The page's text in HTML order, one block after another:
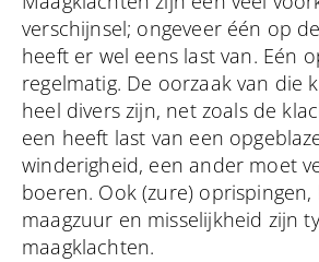
verschijnsel; ongeveer één op
heeft er wel eens last van. Eén
regelmatig. De oorzaak van die
heel divers zijn, net zoals de
een heeft last van een
winderigheid, een ander moet
boeren. Ook (zure)
maagzuur en misselijkheid zijn
maagklachten.